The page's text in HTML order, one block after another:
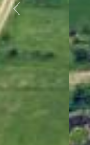
Předchozí